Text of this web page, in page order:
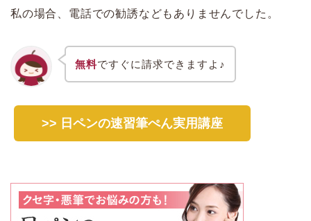
私の場合、電話での勧誘などもありませんでした。
無料ですぐに請求できますよ♪
>> 日ペンの速習筆ぺん実用講座